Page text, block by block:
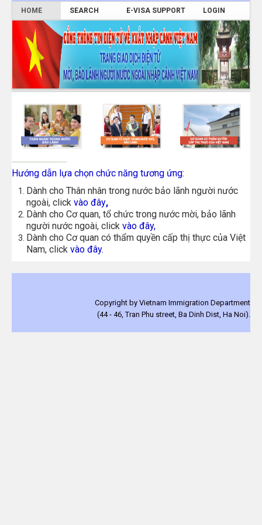
HOME SEARCH E-VISA SUPPORT LOGIN
Hướng dẫn lựa chọn chức năng tương ứng:
Dành cho Thân nhân trong nước bảo lãnh người nước
ngoài, click vào đây,
Dành cho Cơ quan, tổ chức trong nước mời, bảo lãnh
người nước ngoài, click vào đây,
Dành cho Cơ quan có thẩm quyền cấp thị thực của Việt
Nam, click vào đây.
Copyright by Vietnam Immigration Department
(44 - 46, Tran Phu street, Ba Dinh Dist, Ha Noi).